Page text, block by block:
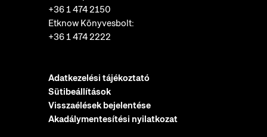
+36 1 474 2150
Etknow Könyvesbolt:
+36 1 474 2222
Adatkezelési tájékoztató
Sütibeállítások
Visszaélések bejelentése
Akadálymentesítési nyilatkozat